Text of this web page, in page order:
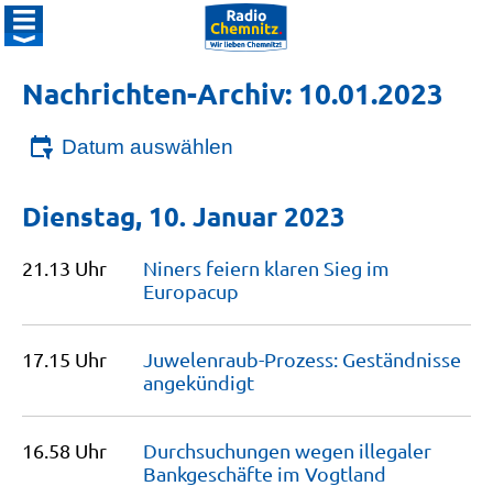
Nachrichten-Archiv: 10.01.2023
Datum auswählen
Dienstag, 10. Januar 2023
21.13 Uhr
Niners feiern klaren Sieg im
Europacup
17.15 Uhr
Juwelenraub-Prozess: Geständnisse
angekündigt
16.58 Uhr
Durchsuchungen wegen illegaler
Bankgeschäfte im Vogtland